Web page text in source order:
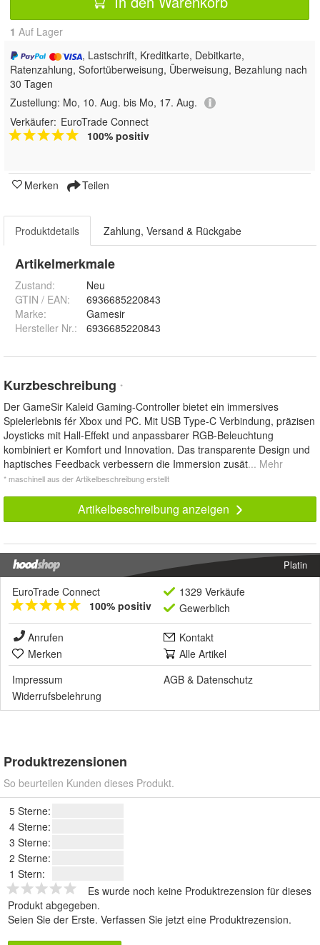
1 Auf Lager
, Lastschrift, Kreditkarte, Debitkarte,
Ratenzahlung, Sofortüberweisung, Überweisung, Bezahlung nach
30 Tagen
Zustellung: Mo, 10. Aug. bis Mo, 17. Aug.
Verkäufer: EuroTrade Connect
100% positiv
Merken Teilen
Produktdetails Zahlung, Versand & Rückgabe
Artikelmerkmale
Zustand:
Neu
GTIN / EAN:
6936685220843
Marke:
Gamesir
Hersteller Nr.:
6936685220843
Kurzbeschreibung *
Der GameSir Kaleid Gaming-Controller bietet ein immersives
Spielerlebnis fér Xbox und PC. Mit USB Type-C Verbindung, präzisen
Joysticks mit Hall-Effekt und anpassbarer RGB-Beleuchtung
kombiniert er Komfort und Innovation. Das transparente Design und
haptisches Feedback verbessern die Immersion zusät... Mehr
* maschinell aus der Artikelbeschreibung erstellt
Artikelbeschreibung anzeigen
Platin
EuroTrade Connect
100% positiv
1329 Verkäufe
Gewerblich
Anrufen
Kontakt
Merken
Alle Artikel
Impressum
AGB & Datenschutz
Widerrufsbelehrung
Produktrezensionen
So beurteilen Kunden dieses Produkt.
5 Sterne:
4 Sterne:
3 Sterne:
2 Sterne:
1 Stern:
Es wurde noch keine Produktrezension für dieses
Produkt abgegeben.
Seien Sie der Erste. Verfassen Sie jetzt eine Produktrezension.